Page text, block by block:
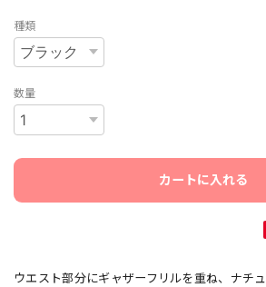
種類
数量
カートに入れる
ウエスト部分にギャザーフリルを重ね、ナチ